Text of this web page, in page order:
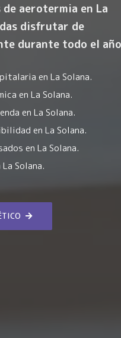
aerotermia en La
disfrutar de
durante todo el
en La Solana.
en La Solana.
en La Solana.
en La Solana.
en La Solana.
Solana.